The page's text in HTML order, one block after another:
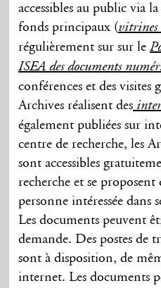
accessibles au public via
fonds principaux (vitrines
régulièrement sur sur le
ISEA des documents
conférences et des visites
Archives réalisent des
également publiées sur
centre de recherche, les
sont accessibles
recherche et se
personne intéressée dans
Les documents peuvent
demande. Des postes de
sont à disposition, de
internet. Les documents